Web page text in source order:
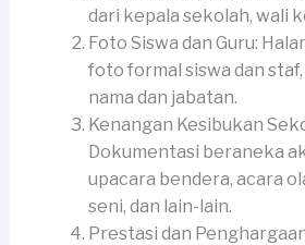
dari kepala sekolah, wali
Foto Siswa dan Guru:
foto formal siswa dan
nama dan jabatan.
Kenangan Kesibukan
Dokumentasi beraneka
upacara bendera, acara
seni, dan lain-lain.
Prestasi dan